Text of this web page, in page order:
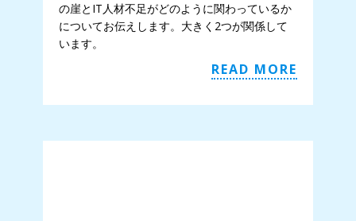
の崖とIT人材不足がどのように関わっているか
についてお伝えします。大きく2つが関係して
います。
READ MORE